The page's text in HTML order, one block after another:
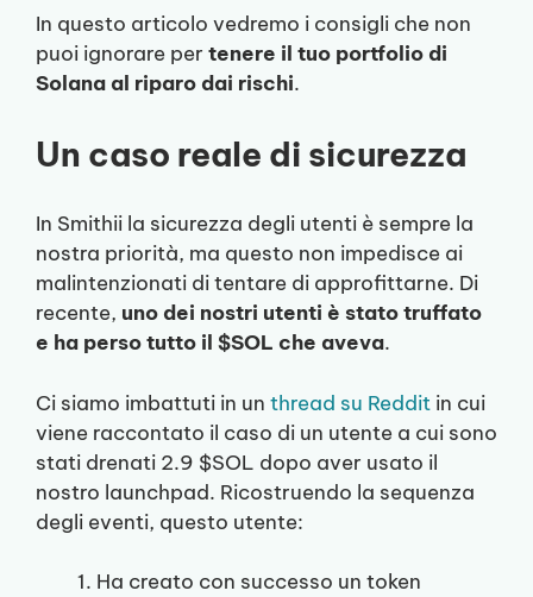
In questo articolo vedremo i consigli che non
puoi ignorare per tenere il tuo portfolio di
Solana al riparo dai rischi.
Un caso reale di sicurezza
In Smithii la sicurezza degli utenti è sempre la
nostra priorità, ma questo non impedisce ai
malintenzionati di tentare di approfittarne. Di
recente, uno dei nostri utenti è stato truffato
e ha perso tutto il $SOL che aveva.
Ci siamo imbattuti in un thread su Reddit in cui
viene raccontato il caso di un utente a cui sono
stati drenati 2.9 $SOL dopo aver usato il
nostro launchpad. Ricostruendo la sequenza
degli eventi, questo utente:
Ha creato con successo un token